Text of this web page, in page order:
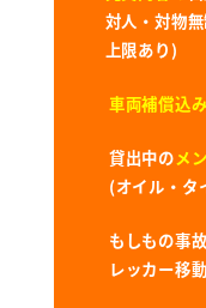
対人・対物
上限あり)
車両補償込み
貸出中の メ
(オイル・タ
もしもの事
レッカー移